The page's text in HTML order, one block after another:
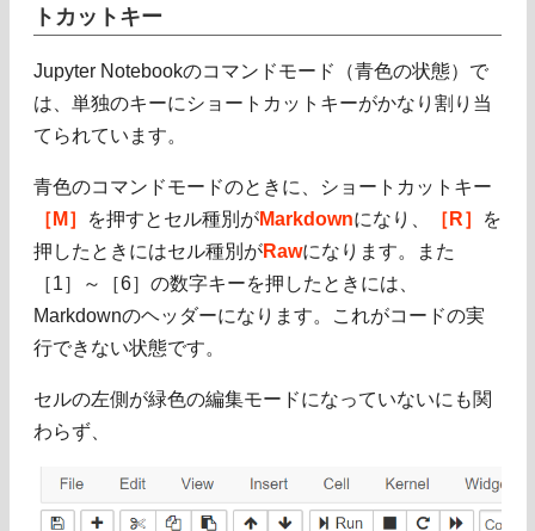
トカットキー
Jupyter Notebookのコマンドモード（青色の状態）で
は、単独のキーにショートカットキーがかなり割り当
てられています。
青色のコマンドモードのときに、ショートカットキー
［M］
を押すとセル種別がMarkdownになり、 ［R］
を
押したときにはセル種別がRawになります。また
［1］～［6］の数字キーを押したときには、
Markdownのヘッダーになります。これがコードの実
行できない状態です。
セルの左側が緑色の編集モードになっていないにも関
わらず、